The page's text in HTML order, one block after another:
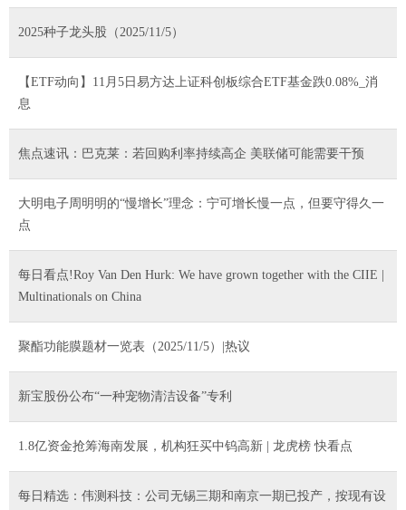
2025种子龙头股（2025/11/5）
【ETF动向】11月5日易方达上证科创板综合ETF基金跌0.08%_消
息
焦点速讯：巴克莱：若回购利率持续高企 美联储可能需要干预
大明电子周明明的“慢增长”理念：宁可增长慢一点，但要守得久一
点
每日看点!Roy Van Den Hurk: We have grown together with the CIIE |
Multinationals on China
聚酯功能膜题材一览表（2025/11/5）|热议
新宝股份公布“一种宠物清洁设备”专利
1.8亿资金抢筹海南发展，机构狂买中钨高新 | 龙虎榜 快看点
每日精选：伟测科技：公司无锡三期和南京一期已投产，按现有设